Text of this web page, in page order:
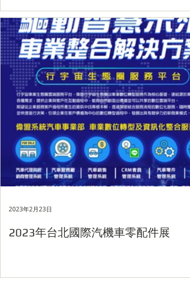
2023年台北國際汽機車零配件展
2023年2月23日